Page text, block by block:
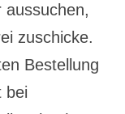
aussuchen,
zuschicke.
Bestellung
bei